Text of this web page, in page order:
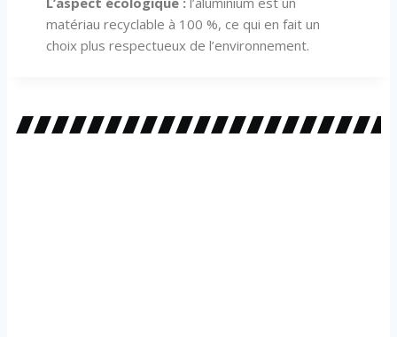
matériau recyclable à 100 %, ce qui en fait un
choix plus respectueux de l’environnement.